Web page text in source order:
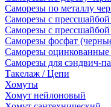
Саморезы по металлу
Саморезы с
Саморезы с
Саморезы фосфат
Саморезы
Саморезы для сэндвич-
Такелаж / Цепи
Хомуты
Хомут нейлоновый